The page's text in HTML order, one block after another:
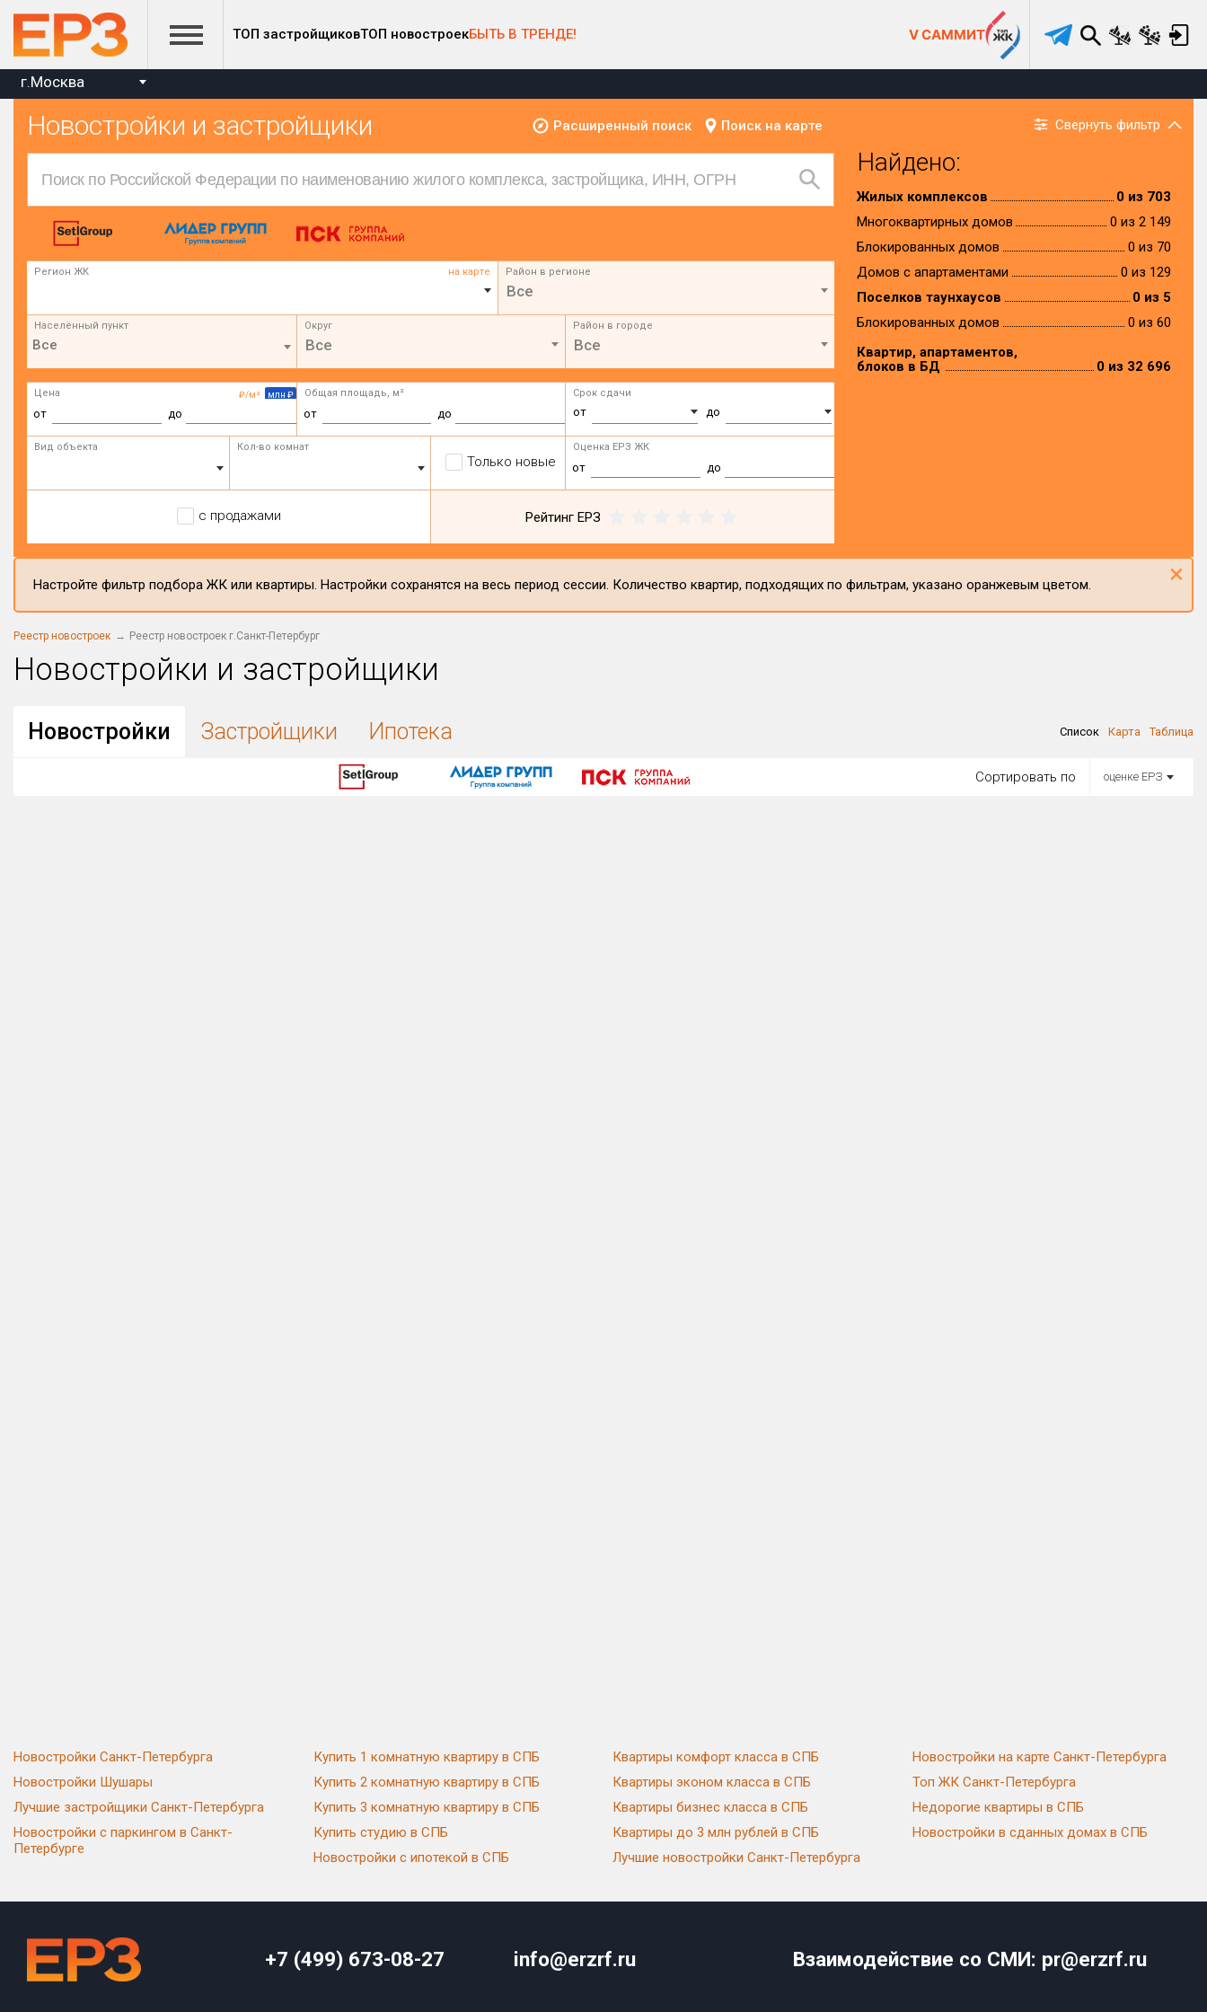
ТОП застройщиковТОП новостроекБЫТЬ В ТРЕНДЕ! V САММИТ
г.Москва
Новостройки и застройщики Расширенный поиск Поиск на карте Свернуть фильтр
Регион ЖК на карте Район в регионе
Все
Населённый пункт Округ
Все
Район в городе
Все
₽/м² млн ₽
Цена
от до
Общая площадь, м²
от до
Срок сдачи
от до
Вид объекта Кол-во комнат
Только новые
Оценка ЕРЗ ЖК
от до
с продажами Рейтинг ЕРЗ
Найдено:
Жилых комплексов
0 из 703
Многоквартирных домов
0 из 2 149
Блокированных домов
0 из 70
Домов с апартаментами
0 из 129
Поселков таунхаусов
0 из 5
Блокированных домов
0 из 60
Квартир, апартаментов,
блоков в БД
0 из 32 696
Настройте фильтр подбора ЖК или квартиры. Настройки сохранятся на весь период сессии. Количество квартир, подходящих по фильтрам, указано оранжевым цветом. ×
Реестр новостроек Реестр новостроек г.Санкт-Петербург
Новостройки и застройщики
Новостройки Застройщики Ипотека Список Карта Таблица
Сортировать по оценке ЕРЗ
Новостройки Санкт-Петербурга
Новостройки Шушары
Лучшие застройщики Санкт-Петербурга
Новостройки с паркингом в Санкт-
Петербурге
Купить 1 комнатную квартиру в СПБ
Купить 2 комнатную квартиру в СПБ
Купить 3 комнатную квартиру в СПБ
Купить студию в СПБ
Новостройки с ипотекой в СПБ
Квартиры комфорт класса в СПБ
Квартиры эконом класса в СПБ
Квартиры бизнес класса в СПБ
Квартиры до 3 млн рублей в СПБ
Лучшие новостройки Санкт-Петербурга
Новостройки на карте Санкт-Петербурга
Топ ЖК Санкт-Петербурга
Недорогие квартиры в СПБ
Новостройки в сданных домах в СПБ
+7 (499) 673-08-27 info@erzrf.ru Взаимодействие со СМИ: pr@erzrf.ru